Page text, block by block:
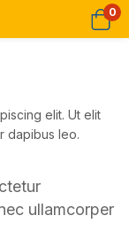
0
elit. Ut elit
dapibus leo.
ullamcorper